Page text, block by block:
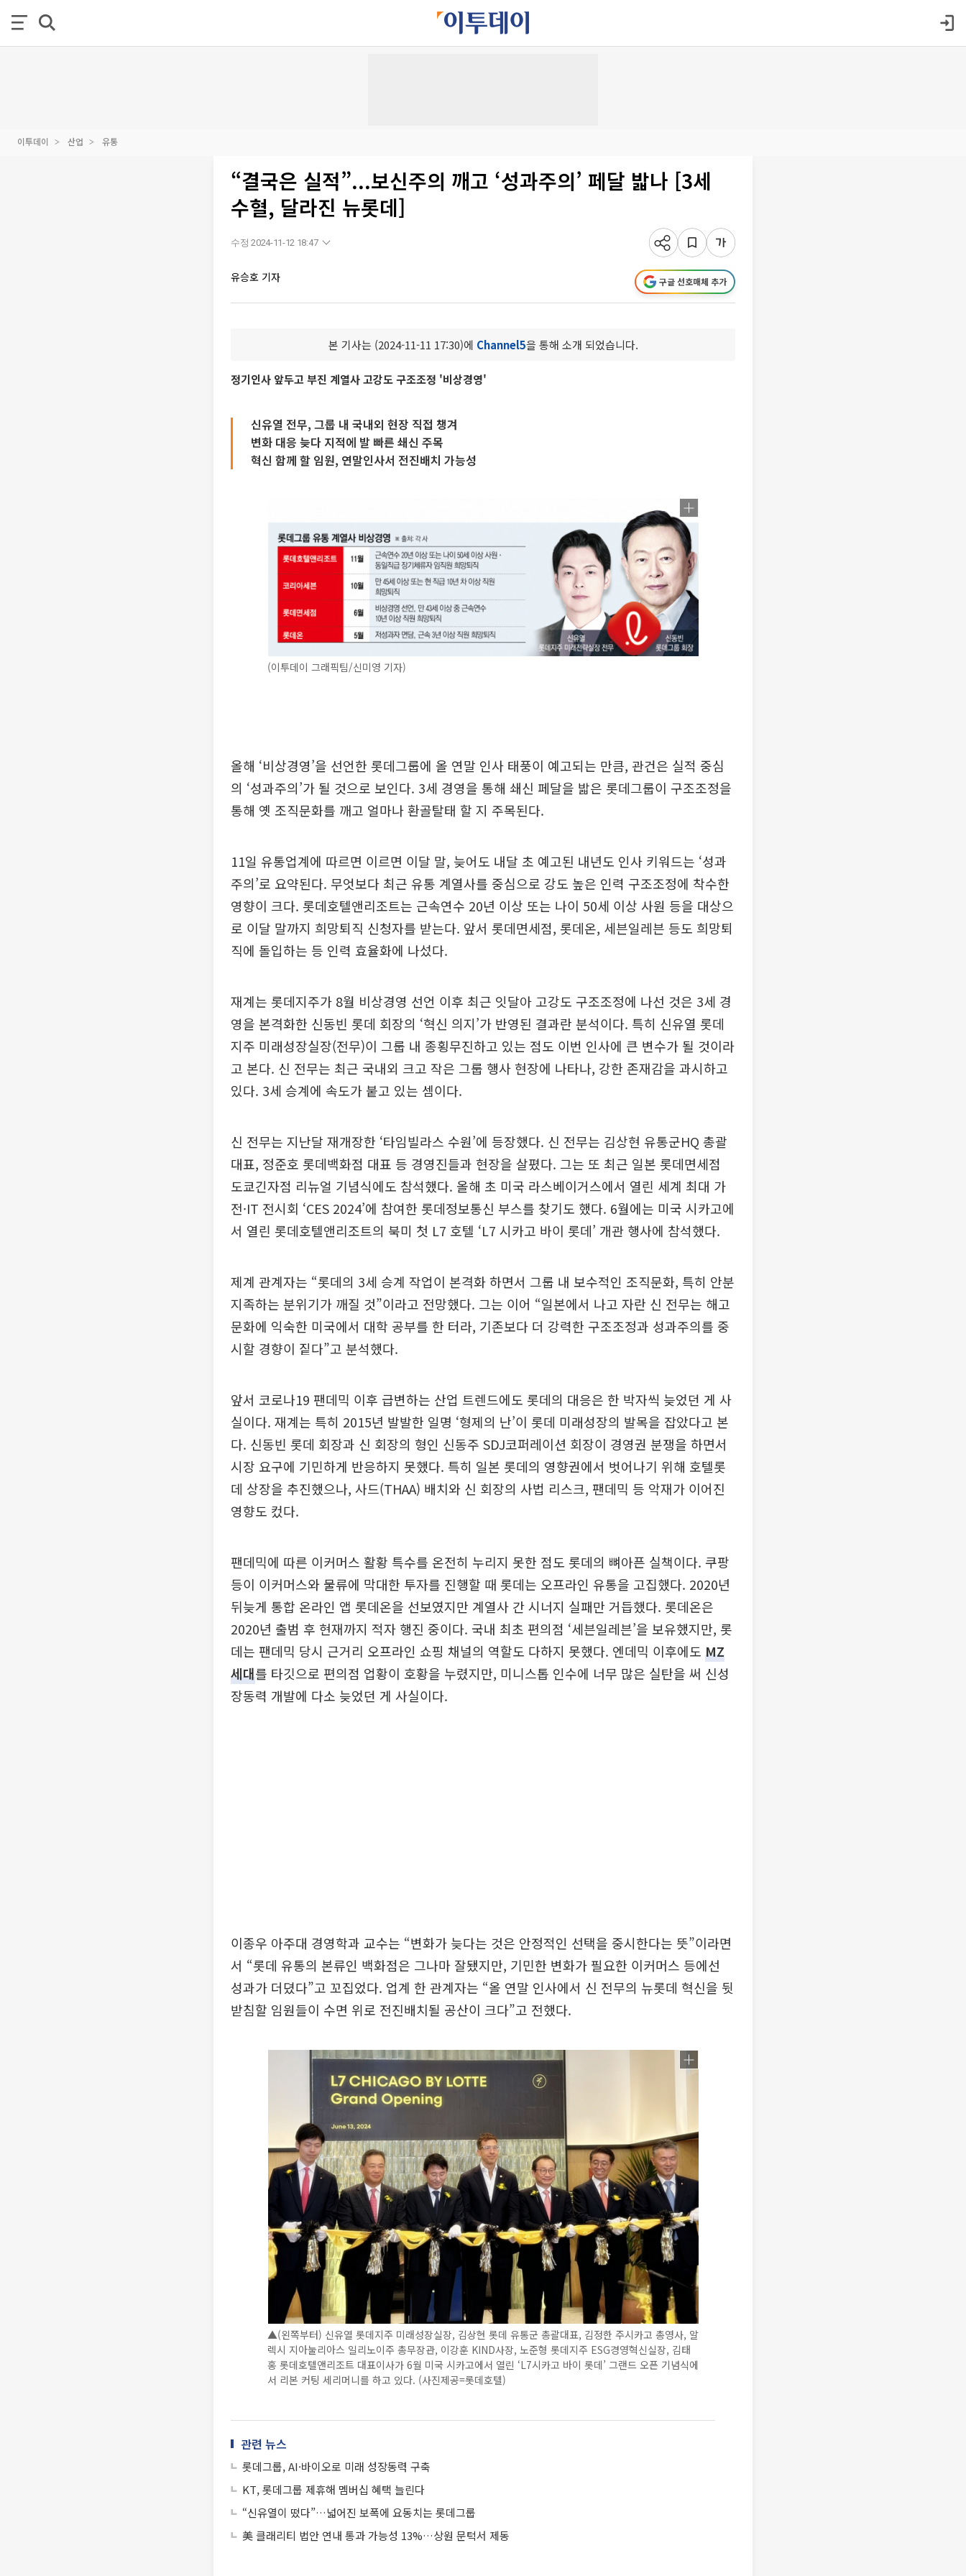
이투데이 산업 유통
“결국은 실적”...보신주의 깨고 ‘성과주의’ 페달 밟나 [3세
수혈, 달라진 뉴롯데]
수정 2024-11-12 18:47
유승호 기자 구글 선호매체 추가
본 기사는 (2024-11-11 17:30)에 Channel5을 통해 소개 되었습니다.
정기인사 앞두고 부진 계열사 고강도 구조조정 '비상경영'
신유열 전무, 그룹 내 국내외 현장 직접 챙겨
변화 대응 늦다 지적에 발 빠른 쇄신 주목
혁신 함께 할 임원, 연말인사서 전진배치 가능성
(이투데이 그래픽팀/신미영 기자)
올해 ‘비상경영’을 선언한 롯데그룹에 올 연말 인사 태풍이 예고되는 만큼, 관건은 실적 중심
의 ‘성과주의’가 될 것으로 보인다. 3세 경영을 통해 쇄신 페달을 밟은 롯데그룹이 구조조정을
통해 옛 조직문화를 깨고 얼마나 환골탈태 할 지 주목된다.
11일 유통업계에 따르면 이르면 이달 말, 늦어도 내달 초 예고된 내년도 인사 키워드는 ‘성과
주의’로 요약된다. 무엇보다 최근 유통 계열사를 중심으로 강도 높은 인력 구조조정에 착수한
영향이 크다. 롯데호텔앤리조트는 근속연수 20년 이상 또는 나이 50세 이상 사원 등을 대상으
로 이달 말까지 희망퇴직 신청자를 받는다. 앞서 롯데면세점, 롯데온, 세븐일레븐 등도 희망퇴
직에 돌입하는 등 인력 효율화에 나섰다.
재계는 롯데지주가 8월 비상경영 선언 이후 최근 잇달아 고강도 구조조정에 나선 것은 3세 경
영을 본격화한 신동빈 롯데 회장의 ‘혁신 의지’가 반영된 결과란 분석이다. 특히 신유열 롯데
지주 미래성장실장(전무)이 그룹 내 종횡무진하고 있는 점도 이번 인사에 큰 변수가 될 것이라
고 본다. 신 전무는 최근 국내외 크고 작은 그룹 행사 현장에 나타나, 강한 존재감을 과시하고
있다. 3세 승계에 속도가 붙고 있는 셈이다.
신 전무는 지난달 재개장한 ‘타임빌라스 수원’에 등장했다. 신 전무는 김상현 유통군HQ 총괄
대표, 정준호 롯데백화점 대표 등 경영진들과 현장을 살폈다. 그는 또 최근 일본 롯데면세점
도쿄긴자점 리뉴얼 기념식에도 참석했다. 올해 초 미국 라스베이거스에서 열린 세계 최대 가
전·IT 전시회 ‘CES 2024’에 참여한 롯데정보통신 부스를 찾기도 했다. 6월에는 미국 시카고에
서 열린 롯데호텔앤리조트의 북미 첫 L7 호텔 ‘L7 시카고 바이 롯데’ 개관 행사에 참석했다.
제계 관계자는 “롯데의 3세 승계 작업이 본격화 하면서 그룹 내 보수적인 조직문화, 특히 안분
지족하는 분위기가 깨질 것”이라고 전망했다. 그는 이어 “일본에서 나고 자란 신 전무는 해고
문화에 익숙한 미국에서 대학 공부를 한 터라, 기존보다 더 강력한 구조조정과 성과주의를 중
시할 경향이 짙다”고 분석했다.
앞서 코로나19 팬데믹 이후 급변하는 산업 트렌드에도 롯데의 대응은 한 박자씩 늦었던 게 사
실이다. 재계는 특히 2015년 발발한 일명 ‘형제의 난’이 롯데 미래성장의 발목을 잡았다고 본
다. 신동빈 롯데 회장과 신 회장의 형인 신동주 SDJ코퍼레이션 회장이 경영권 분쟁을 하면서
시장 요구에 기민하게 반응하지 못했다. 특히 일본 롯데의 영향권에서 벗어나기 위해 호텔롯
데 상장을 추진했으나, 사드(THAA) 배치와 신 회장의 사법 리스크, 팬데믹 등 악재가 이어진
영향도 컸다.
팬데믹에 따른 이커머스 활황 특수를 온전히 누리지 못한 점도 롯데의 뼈아픈 실책이다. 쿠팡
등이 이커머스와 물류에 막대한 투자를 진행할 때 롯데는 오프라인 유통을 고집했다. 2020년
뒤늦게 통합 온라인 앱 롯데온을 선보였지만 계열사 간 시너지 실패만 거듭했다. 롯데온은
2020년 출범 후 현재까지 적자 행진 중이다. 국내 최초 편의점 ‘세븐일레븐’을 보유했지만, 롯
데는 팬데믹 당시 근거리 오프라인 쇼핑 채널의 역할도 다하지 못했다. 엔데믹 이후에도 MZ
세대를 타깃으로 편의점 업황이 호황을 누렸지만, 미니스톱 인수에 너무 많은 실탄을 써 신성
장동력 개발에 다소 늦었던 게 사실이다.
이종우 아주대 경영학과 교수는 “변화가 늦다는 것은 안정적인 선택을 중시한다는 뜻”이라면
서 “롯데 유통의 본류인 백화점은 그나마 잘됐지만, 기민한 변화가 필요한 이커머스 등에선
성과가 더뎠다”고 꼬집었다. 업계 한 관계자는 “올 연말 인사에서 신 전무의 뉴롯데 혁신을 뒷
받침할 임원들이 수면 위로 전진배치될 공산이 크다”고 전했다.
▲(왼쪽부터) 신유열 롯데지주 미래성장실장, 김상현 롯데 유통군 총괄대표, 김정한 주시카고 총영사, 알
렉시 지아눌리아스 일리노이주 총무장관, 이강훈 KIND사장, 노준형 롯데지주 ESG경영혁신실장, 김태
홍 롯데호텔앤리조트 대표이사가 6월 미국 시카고에서 열린 ‘L7시카고 바이 롯데’ 그랜드 오픈 기념식에
서 리본 커팅 세리머니를 하고 있다. (사진제공=롯데호텔)
관련 뉴스
롯데그룹, AI·바이오로 미래 성장동력 구축
KT, 롯데그룹 제휴해 멤버십 혜택 늘린다
“신유열이 떴다”…넓어진 보폭에 요동치는 롯데그룹
美 클래리티 법안 연내 통과 가능성 13%…상원 문턱서 제동